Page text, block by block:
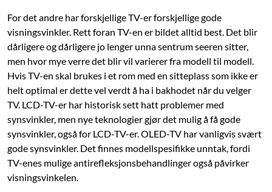
For det andre har forskjellige TV-er forskjellige gode
visningsvinkler. Rett foran TV-en er bildet alltid best. Det blir
dårligere og dårligere jo lenger unna sentrum seeren sitter,
men hvor mye verre det blir vil varierer fra modell til modell.
Hvis TV-en skal brukes i et rom med en sitteplass som ikke er
helt optimal er dette vel verdt å ha i bakhodet når du velger
TV. LCD-TV-er har historisk sett hatt problemer med
synsvinkler, men nye teknologier gjør det mulig å få gode
synsvinkler, også for LCD-TV-er. OLED-TV har vanligvis svært
gode synsvinkler. Det finnes modellspesifikke unntak, fordi
TV-enes mulige antirefleksjonsbehandlinger også påvirker
visningsvinkelen.